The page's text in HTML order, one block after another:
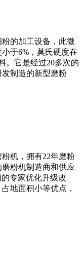
的加工设备，此微
于6%，莫氏硬度在
。它是经过20多次的
制造的新型磨粉
机，拥有22年磨粉
粉机制造商和供应
专家优化升级改
地面积小等优点，